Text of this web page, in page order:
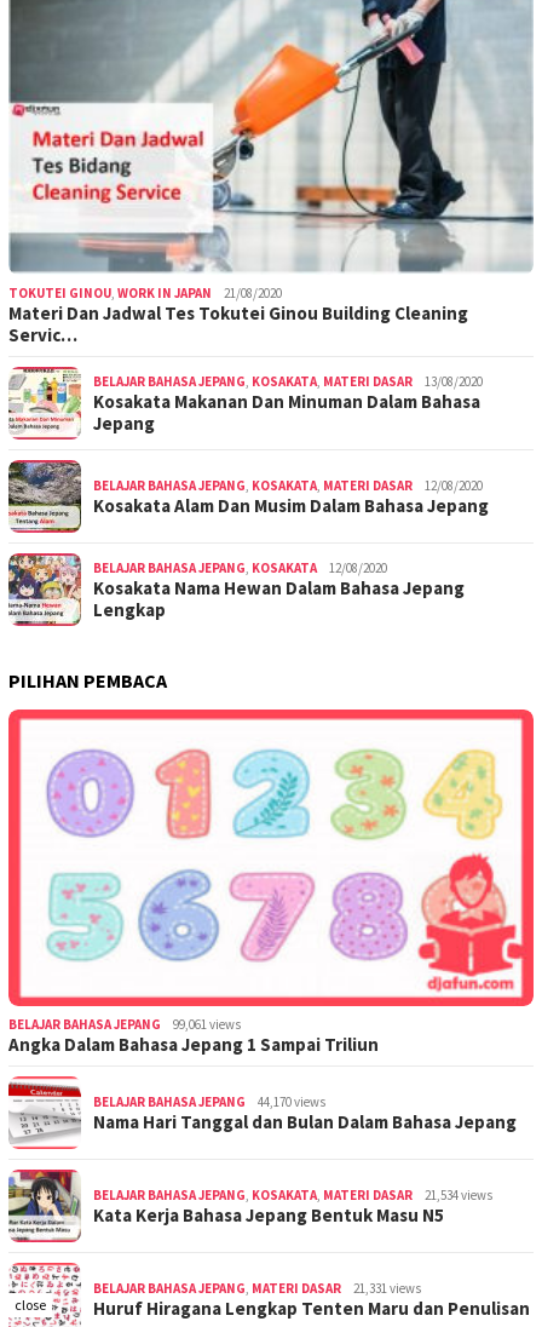
TOKUTEI GINOU, WORK IN JAPAN 21/08/2020
Materi Dan Jadwal Tes Tokutei Ginou Building Cleaning
Servic…
BELAJAR BAHASA JEPANG, KOSAKATA, MATERI DASAR 13/08/2020
Kosakata Makanan Dan Minuman Dalam Bahasa
Jepang
BELAJAR BAHASA JEPANG, KOSAKATA, MATERI DASAR 12/08/2020
Kosakata Alam Dan Musim Dalam Bahasa Jepang
BELAJAR BAHASA JEPANG, KOSAKATA 12/08/2020
Kosakata Nama Hewan Dalam Bahasa Jepang
Lengkap
PILIHAN PEMBACA
BELAJAR BAHASA JEPANG 99,061 views
Angka Dalam Bahasa Jepang 1 Sampai Triliun
BELAJAR BAHASA JEPANG 44,170 views
Nama Hari Tanggal dan Bulan Dalam Bahasa Jepang
BELAJAR BAHASA JEPANG, KOSAKATA, MATERI DASAR 21,534 views
Kata Kerja Bahasa Jepang Bentuk Masu N5
BELAJAR BAHASA JEPANG, MATERI DASAR 21,331 views
Huruf Hiragana Lengkap Tenten Maru dan Penulisan
close